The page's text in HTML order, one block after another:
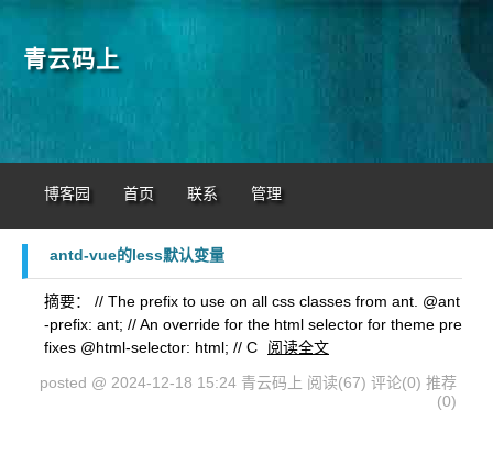
青云码上
博客园 首页 联系 管理
antd-vue的less默认变量
摘要： // The prefix to use on all css classes from ant. @ant
-prefix: ant; // An override for the html selector for theme pre
fixes @html-selector: html; // C
阅读全文
posted @ 2024-12-18 15:24 青云码上 阅读(67) 评论(0) 推荐
(0)